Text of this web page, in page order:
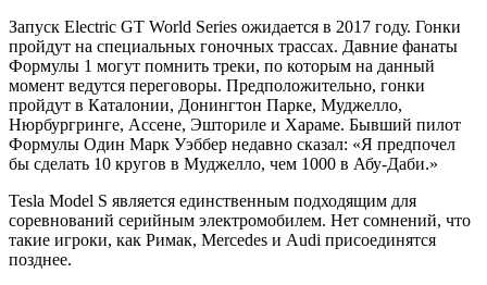
Запуск Electric GT World Series ожидается в 2017 году. Гонки
пройдут на специальных гоночных трассах. Давние фанаты
Формулы 1 могут помнить треки, по которым на данный
момент ведутся переговоры. Предположительно, гонки
пройдут в Каталонии, Донингтон Парке, Муджелло,
Нюрбургринге, Ассене, Эшториле и Хараме. Бывший пилот
Формулы Один Марк Уэббер недавно сказал: «Я предпочел
бы сделать 10 кругов в Муджелло, чем 1000 в Абу-Даби.»
Tesla Model S является единственным подходящим для
соревнований серийным электромобилем. Нет сомнений, что
такие игроки, как Римак, Mercedes и Audi присоединятся
позднее.